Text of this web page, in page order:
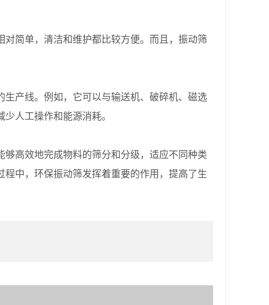
简单，清洁和维护都比较方便。而且，振动筛
产线。例如，它可以与输送机、破碎机、磁选
人工操作和能源消耗。
高效地完成物料的筛分和分级，适应不同种类
中，环保振动筛发挥着重要的作用，提高了生